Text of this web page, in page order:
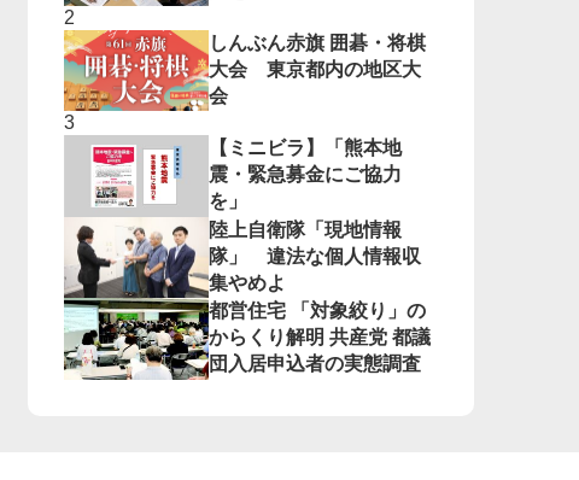
しんぶん赤旗 囲碁・将棋
大会 東京都内の地区大
会
【ミニビラ】「熊本地
震・緊急募金にご協力
を」
陸上自衛隊「現地情報
隊」 違法な個人情報収
集やめよ
都営住宅 「対象絞り」の
からくり解明 共産党 都議
団入居申込者の実態調査